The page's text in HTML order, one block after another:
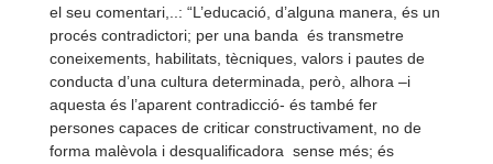
el seu comentari,..: “L’educació, d’alguna manera, és un
procés contradictori; per una banda és transmetre
coneixements, habilitats, tècniques, valors i pautes de
conducta d’una cultura determinada, però, alhora –i
aquesta és l’aparent contradicció- és també fer
persones capaces de criticar constructivament, no de
forma malèvola i desqualificadora sense més; és